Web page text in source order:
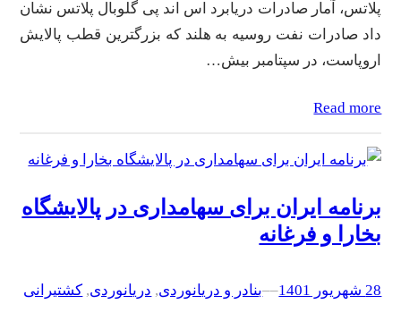
پلاتس، آمار صادرات دریابرد اس اند پی گلوبال پلاتس نشان
داد صادرات نفت روسیه به هلند که بزرگترین قطب پالایش
اروپاست، در سپتامبر بیش…
Read more
برنامه ایران برای سهامداری در پالایشگاه
بخارا و فرغانه
28 شهریور 1401 –
–بنادر و دریانوردی, دریانوردی, کشتیرانی